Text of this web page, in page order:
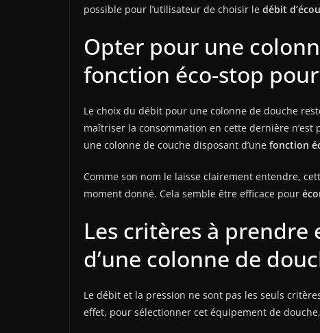
possible pour l’utilisateur de choisir le débit
Opter pour une
fonction éco-stop
Le choix du débit pour une colonne de douche
maîtriser la consommation en cette dernière n’est
une colonne de couche disposant d’une fonction
Comme son nom le laisse clairement entendre,
moment donné. Cela semble être efficace pour
Les critères à
d’une colonne de
Le débit et la pression ne sont pas les seuls
effet, pour sélectionner cet équipement de